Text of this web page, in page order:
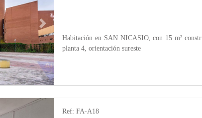
Next
Habitación en SAN NICASIO, con 15 m²
planta 4, orientación sureste
Ref: FA-A18